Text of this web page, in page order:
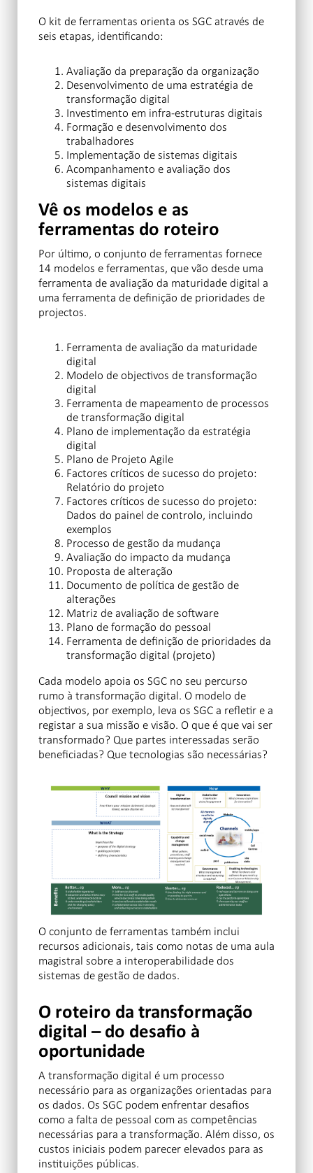
O kit de ferramentas orienta os SGC através de
seis etapas, identificando:
Avaliação da preparação da organização
Desenvolvimento de uma estratégia de
transformação digital
Investimento em infra-estruturas digitais
Formação e desenvolvimento dos
trabalhadores
Implementação de sistemas digitais
Acompanhamento e avaliação dos
sistemas digitais
Vê os modelos e as
ferramentas do roteiro
Por último, o conjunto de ferramentas fornece
14 modelos e ferramentas, que vão desde uma
ferramenta de avaliação da maturidade digital a
uma ferramenta de definição de prioridades de
projectos.
Ferramenta de avaliação da maturidade
digital
Modelo de objectivos de transformação
digital
Ferramenta de mapeamento de processos
de transformação digital
Plano de implementação da estratégia
digital
Plano de Projeto Agile
Factores críticos de sucesso do projeto:
Relatório do projeto
Factores críticos de sucesso do projeto:
Dados do painel de controlo, incluindo
exemplos
Processo de gestão da mudança
Avaliação do impacto da mudança
Proposta de alteração
Documento de política de gestão de
alterações
Matriz de avaliação de software
Plano de formação do pessoal
Ferramenta de definição de prioridades da
transformação digital (projeto)
Cada modelo apoia os SGC no seu percurso
rumo à transformação digital. O modelo de
objectivos, por exemplo, leva os SGC a refletir e a
registar a sua missão e visão. O que é que vai ser
transformado? Que partes interessadas serão
beneficiadas? Que tecnologias são necessárias?
O conjunto de ferramentas também inclui
recursos adicionais, tais como notas de uma aula
magistral sobre a interoperabilidade dos
sistemas de gestão de dados.
O roteiro da transformação
digital – do desafio à
oportunidade
A transformação digital é um processo
necessário para as organizações orientadas para
os dados. Os SGC podem enfrentar desafios
como a falta de pessoal com as competências
necessárias para a transformação. Além disso, os
custos iniciais podem parecer elevados para as
instituições públicas.